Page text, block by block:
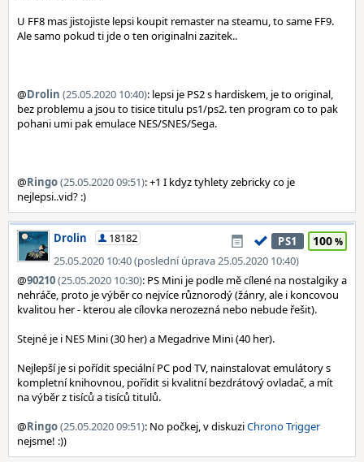
U FF8 mas jistojiste lepsi koupit remaster na steamu, to same FF9.
Ale samo pokud ti jde o ten originalni zazitek..
@Drolin (25.05.2020 10:40): lepsi je PS2 s hardiskem, je to original,
bez problemu a jsou to tisice titulu ps1/ps2. ten program co to pak
pohani umi pak emulace NES/SNES/Sega.
@Ringo(25.05.2020 09:51): +1 I kdyz tyhlety zebricky co je
nejlepsi..vid? :)
Drolin
18182
25.05.2020 10:40 (poslední úprava 25.05.2020 10:40)
PS1 100
@90210(25.05.2020 10:30): PS Mini je podle mě cílené na nostalgiky a
nehráče, proto je výběr co nejvíce různorodý (žánry, ale i koncovou
kvalitou her - kterou ale cílovka nerozezná nebo nebude řešit).
Stejné je i NES Mini (30 her) a Megadrive Mini (40 her).
Nejlepší je si pořídit speciální PC pod TV, nainstalovat emulátory s
kompletní knihovnou, pořídit si kvalitní bezdrátový ovladač, a mít
na výběr z tisíců a tisíců titulů.
@Ringo(25.05.2020 09:51): No počkej, v diskuziChrono Trigger
nejsme! :))